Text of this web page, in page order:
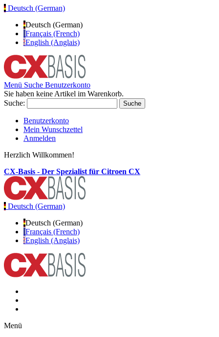
Deutsch (German)
Deutsch (German)
Français (French)
English (Anglais)
Menü Suche Benutzerkonto
Sie haben keine Artikel im Warenkorb.
Suche:
Suche
Benutzerkonto
Mein Wunschzettel
Anmelden
Herzlich Willkommen!
CX-Basis - Der Spezialist für Citroen CX
Deutsch (German)
Deutsch (German)
Français (French)
English (Anglais)
Menü